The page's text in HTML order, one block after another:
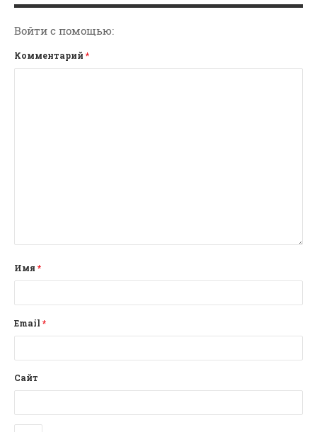
Войти с помощью:
Комментарий *
Имя *
Email *
Сайт